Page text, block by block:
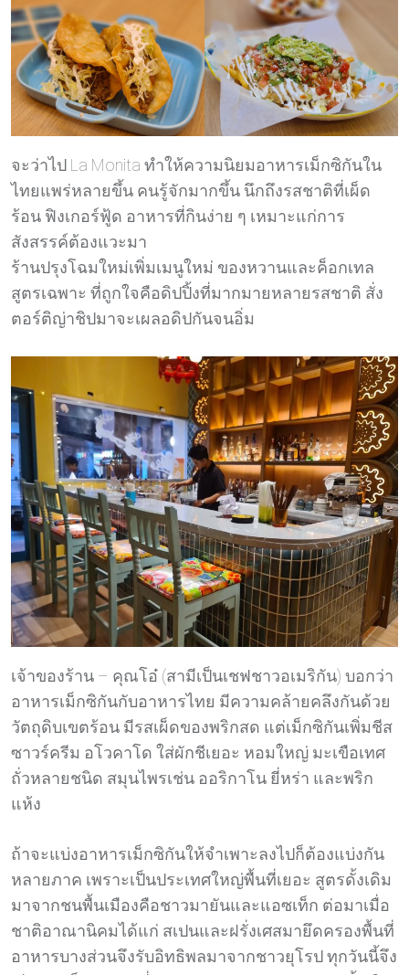
จะว่าไป La Monita ทำให้ความนิยมอาหารเม็กซิกันใน
ไทยแพร่หลายขึ้น คนรู้จักมากขึ้น นึกถึงรสชาติที่เผ็ด
ร้อน ฟิงเกอร์ฟู้ด อาหารที่กินง่าย ๆ เหมาะแก่การ
สังสรรค์ต้องแวะมา
ร้านปรุงโฉมใหม่เพิ่มเมนูใหม่ ของหวานและค็อกเทล
สูตรเฉพาะ ที่ถูกใจคือดิปปิ้งที่มากมายหลายรสชาติ สั่ง
ตอร์ติญ่าชิปมาจะเผลอดิปกันจนอิ่ม
เจ้าของร้าน – คุณโอ๋ (สามีเป็นเชฟชาวอเมริกัน) บอกว่า
อาหารเม็กซิกันกับอาหารไทย มีความคล้ายคลึงกันด้วย
วัตถุดิบเขตร้อน มีรสเผ็ดของพริกสด แต่เม็กซิกันเพิ่มชีส
ซาวร์ครีม อโวคาโด ใส่ผักชีเยอะ หอมใหญ่ มะเขือเทศ
ถั่วหลายชนิด สมุนไพรเช่น ออริกาโน ยี่หร่า และพริก
แห้ง
ถ้าจะแบ่งอาหารเม็กซิกันให้จำเพาะลงไปก็ต้องแบ่งกัน
หลายภาค เพราะเป็นประเทศใหญ่พื้นที่เยอะ สูตรดั้งเดิม
มาจากชนพื้นเมืองคือชาวมายันและแอซเท็ก ต่อมาเมื่อ
ชาติอาณานิคมได้แก่ สเปนและฝรั่งเศสมายึดครองพื้นที่
อาหารบางส่วนจึงรับอิทธิพลมาจากชาวยุโรป ทุกวันนี้จึง